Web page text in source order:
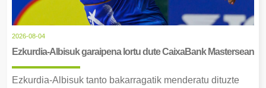
2026-08-04
Ezkurdia-Albisuk garaipena lortu dute CaixaBank Mastersean
Ezkurdia-Albisuk tanto bakarragatik menderatu dituzte